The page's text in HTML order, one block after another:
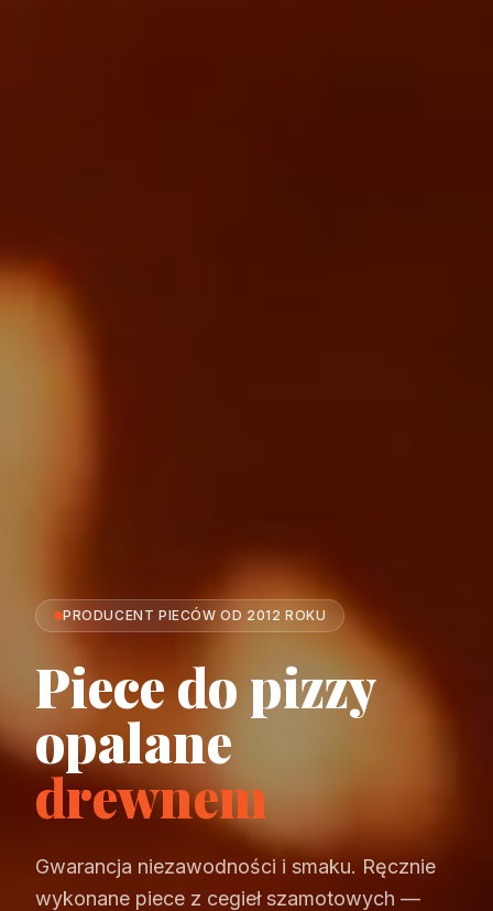
PRODUCENT PIECÓW OD 2012 ROKU
Piece do pizzy
opalane
drewnem
Gwarancja niezawodności i smaku. Ręcznie
wykonane piece z cegieł szamotowych —